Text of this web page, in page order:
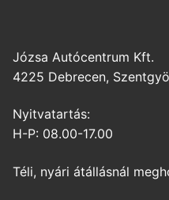
Józsa Autócentrum Kft.
4225 Debrecen,
Nyitvatartás:
H-P: 08.00-17.00
Téli, nyári átállásnál